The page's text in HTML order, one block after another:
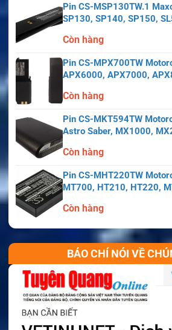
Pin CS-MSP130TW.1
SP130, SP140, SP150,
Còn hàng
Pin CS-MPX700TW
APX6000, APX7000,
Còn hàng
Pin CS-MKT594TW
Astro Saber, MX1000,
Còn hàng
Pin CS-MHT220TW
MT700, HT210, HT220,
Còn hàng
BÁO CHÍ NÓI VỀ